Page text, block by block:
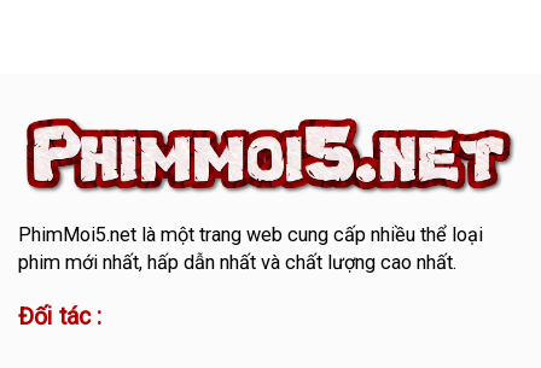
PhimMoi5.netlà một trang web cung cấp nhiều thể loại
phim mới nhất, hấp dẫn nhất và chất lượng cao nhất.
Đối tác :